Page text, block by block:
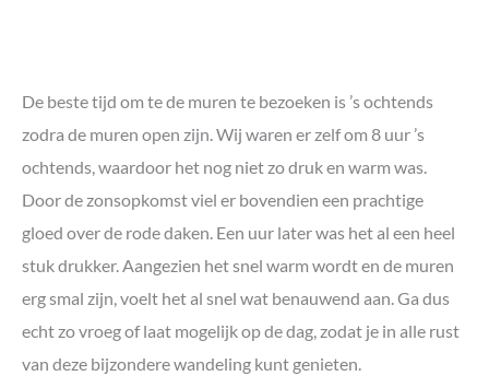
De beste tijd om te de muren te bezoeken is ’s ochtends
zodra de muren open zijn. Wij waren er zelf om 8 uur ’s
ochtends, waardoor het nog niet zo druk en warm was.
Door de zonsopkomst viel er bovendien een prachtige
gloed over de rode daken. Een uur later was het al een heel
stuk drukker. Aangezien het snel warm wordt en de muren
erg smal zijn, voelt het al snel wat benauwend aan. Ga dus
echt zo vroeg of laat mogelijk op de dag, zodat je in alle rust
van deze bijzondere wandeling kunt genieten.